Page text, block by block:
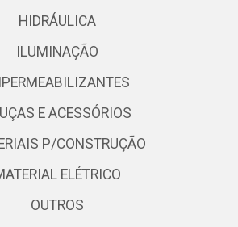
HIDRÁULICA
ILUMINAÇÃO
E ACESSÓRIOS
P/CONSTRUÇÃO
ELÉTRICO
OUTROS